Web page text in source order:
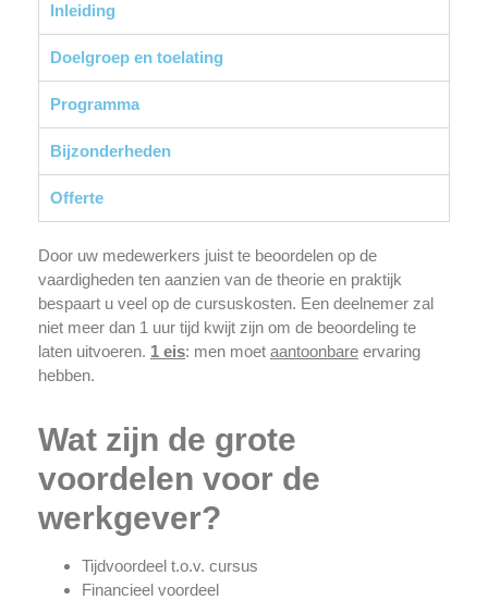
Inleiding
Doelgroep en toelating
Programma
Bijzonderheden
Offerte
Door uw medewerkers juist te beoordelen op de
vaardigheden ten aanzien van de theorie en praktijk
bespaart u veel op de cursuskosten. Een deelnemer zal
niet meer dan 1 uur tijd kwijt zijn om de beoordeling te
laten uitvoeren. 1 eis: men moet aantoonbare ervaring
hebben.
Wat zijn de grote
voordelen voor de
werkgever?
Tijdvoordeel t.o.v. cursus
Financieel voordeel